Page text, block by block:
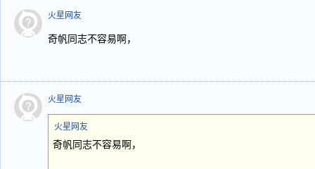
火星网友
奇帆同志不容易啊，
火星网友
火星网友
奇帆同志不容易啊，